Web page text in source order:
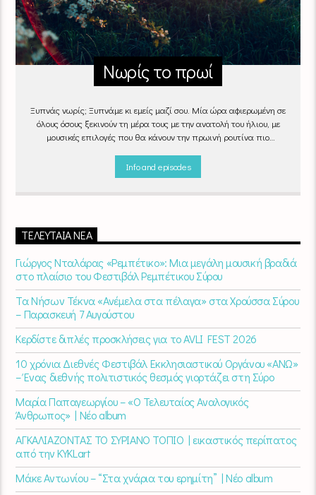
Νωρίς το πρωί
Ξυπνάς νωρίς; Ξυπνάμε κι εμείς μαζί σου. Μία ώρα αφιερωμένη σε
όλους όσους ξεκινούν τη μέρα τους με την ανατολή του ήλιου, με
μουσικές επιλογές που θα κάνουν την πρωινή ρουτίνα πιο
06:00 - 07:00 στον Empneusi 107 FM
Info and episodes
ΤΕΛΕΥΤΑΊΑ ΝΈΑ
Γιώργος Νταλάρας «Ρεμπέτικο»: Μια μεγάλη μουσική βραδιά
στο πλαίσιο του Φεστιβάλ Ρεμπέτικου Σύρου
Τα Νήσων Τέκνα «Ανέμελα στα πέλαγα» στα Χρούσσα Σύρου
– Παρασκευή 7 Αυγούστου
Κερδίστε διπλές προσκλήσεις για το AVLI FEST 2026
10 χρόνια Διεθνές Φεστιβάλ Εκκλησιαστικού Οργάνου «ΑΝΩ»
– Ένας διεθνής πολιτιστικός θεσμός γιορτάζει στη Σύρο​
Μαρία Παπαγεωργίου – «Ο Τελευταίος Αναλογικός
Άνθρωπος» | Νέο album
ΑΓΚΑΛΙΑΖΟΝΤΑΣ ΤΟ ΣΥΡΙΑΝΟ ΤΟΠΙΟ | εικαστικός περίπατος
από την KYKLart
Μάκε Αντωνίου – “Στα χνάρια του ερημίτη” | Νέο album